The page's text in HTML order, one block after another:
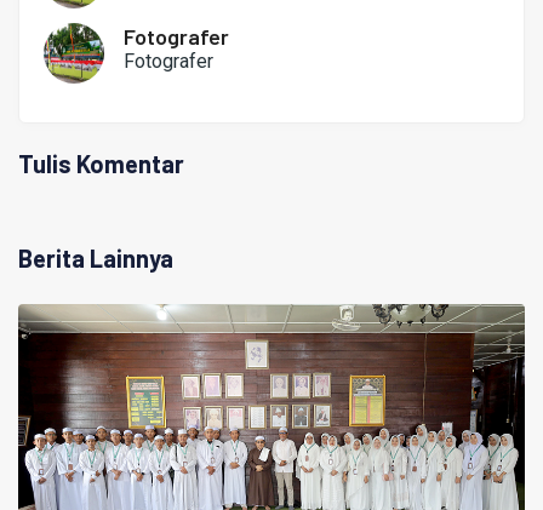
Fotografer
Fotografer
Tulis Komentar
Berita Lainnya